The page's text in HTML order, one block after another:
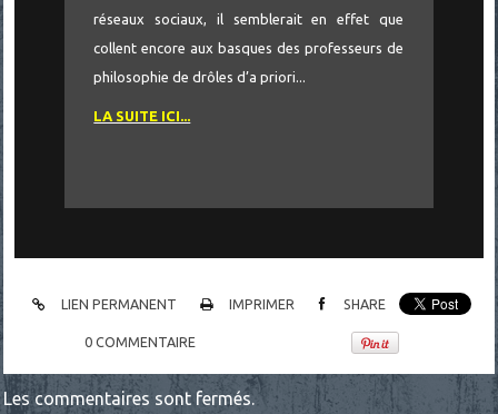
réseaux sociaux, il semblerait en effet que
collent encore aux basques des professeurs de
philosophie de drôles d’a priori...
LA SUITE ICI...
LIEN PERMANENT IMPRIMER SHARE
0 COMMENTAIRE
Les commentaires sont fermés.